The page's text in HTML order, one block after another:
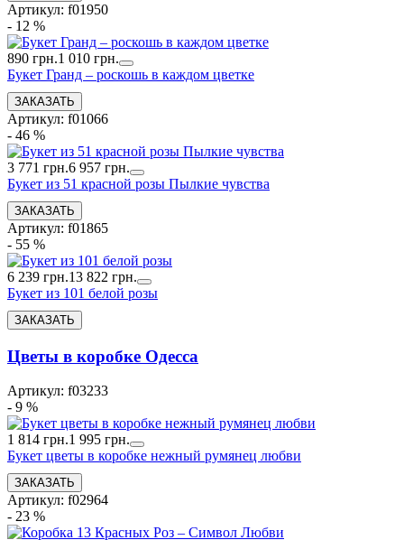
Артикул: f01950
- 12 %
890 грн.1 010 грн.
Букет Гранд – роскошь в каждом цветке
Артикул: f01066
- 46 %
3 771 грн.6 957 грн.
Букет из 51 красной розы Пылкие чувства
Артикул: f01865
- 55 %
6 239 грн.13 822 грн.
Букет из 101 белой розы
Цветы в коробке Одесса
Артикул: f03233
- 9 %
1 814 грн.1 995 грн.
Букет цветы в коробке нежный румянец любви
Артикул: f02964
- 23 %